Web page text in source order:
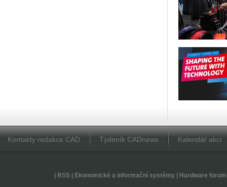
Kontakty redakce CAD Týdeník CADnews Kalendář akcí
RSS| Ekonomické a informační systémy| Hardware forum